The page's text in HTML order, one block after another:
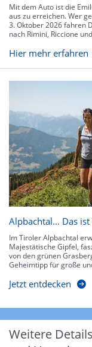
Mit dem Auto ist die
aus zu erreichen. Wer
3. Oktober 2026 fahren
nach Rimini, Riccione
Hier mehr erfahren
Alpbachtal… Das ist
Im Tiroler Alpbachtal
Majestätische Gipfel,
von den grünen
Geheimtipp für große
Jetzt entdecken
Weitere